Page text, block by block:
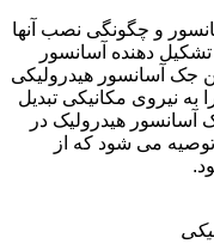
و چگونگی نصب آنها
دهنده آسانسور
جک آسانسور هیدرولیکی
نیروی مکانیکی تبدیل
آسانسور هیدرولیک در
می شود که از